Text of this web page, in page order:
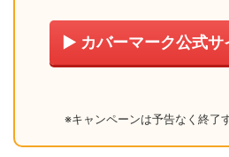
▶ カバーマーク公式サ
※キャンペーンは予告なく終了